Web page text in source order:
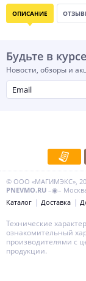
ОПИСАНИЕ
Будьте в
Новости, обзоры и
© ООО «МАГИМЭКС»,
PNEVMO.RU –◉–
Каталог
Доставка
Технические
ознакомительный
производителями с
продукции.